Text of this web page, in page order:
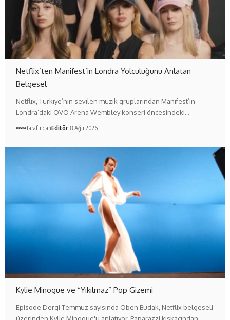
Netflix’ten Manifest’in Londra Yolculuğunu Anlatan
Belgesel
Netflix, Türkiye’nin sevilen müzik gruplarından Manifest’in
Londra’daki OVO Arena Wembley konseri öncesindeki…
TarafındanEditör 8 Ağu 2026
Kylie Minogue ve “Yıkılmaz” Pop Gizemi
Episode Dergi Temmuz sayısında Oben Budak, Netflix belgeseli